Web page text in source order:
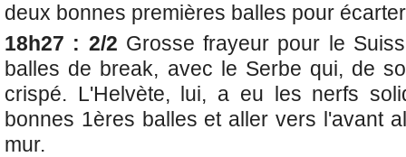
deux bonnes premières balles pour
18h27 : 2/2 Grosse frayeur pour le
balles de break, avec le Serbe qui, de
crispé. L'Helvète, lui, a eu les nerfs
bonnes 1ères balles et aller vers l'avant
mur.